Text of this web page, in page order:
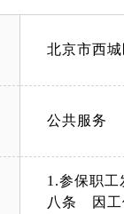
北京市西
公共服务
1.参保职
八条 因工